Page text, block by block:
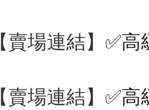
【賣場連結】 ✅高
【賣場連結】 ✅高